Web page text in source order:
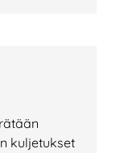
kuljetukset